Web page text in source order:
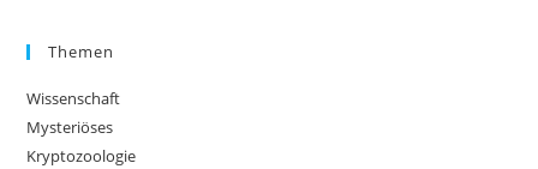
Themen
Wissenschaft
Mysteriöses
Kryptozoologie